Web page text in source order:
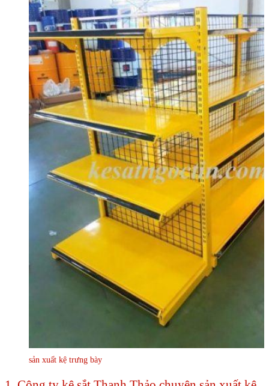
sản xuất kệ trưng bày